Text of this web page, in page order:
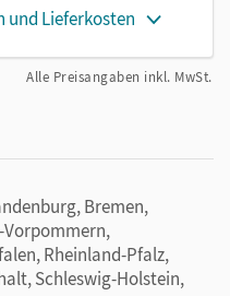
Verstehen und Lernen.
Integrierte,
helfen beim
die über das
Diese vier Hefte gibt es
und Lieferkosten
Alle Preisangaben inkl. MwSt.
Bremen,
Vorpommern,
Rheinland-Pfalz,
Schleswig-Holstein,